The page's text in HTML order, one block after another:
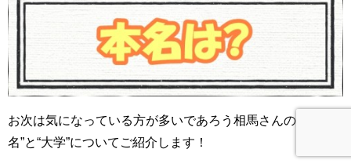
お次は気になっている方が多いであろう相馬さんの“本
名”と“大学”についてご紹介します！